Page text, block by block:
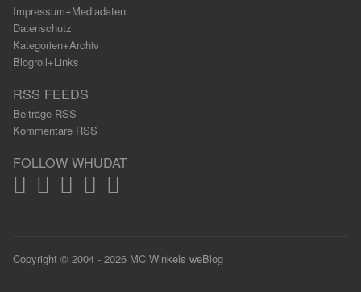
Impressum+Mediadaten
Datenschutz
Kategorien+Archiv
Blogroll+Links
RSS FEEDS
Beiträge RSS
Kommentare RSS
FOLLOW WHUDAT
Copyright © 2004 - 2026 MC Winkels weBlog